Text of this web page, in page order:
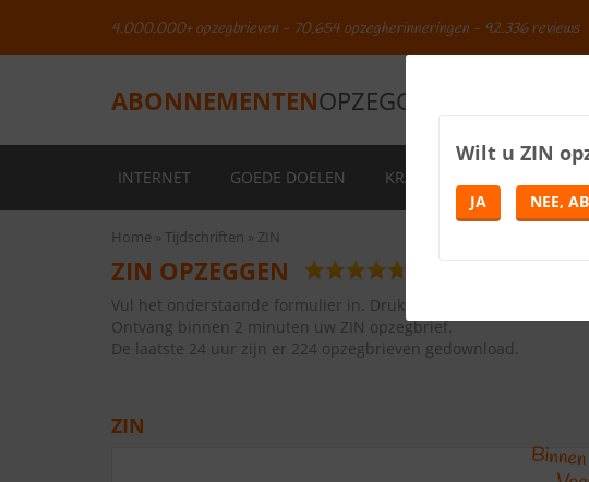
4.000.000+ opzegbrieven - 70.654 opzegherinneringen - 92.336 reviews
ABONNEMENTENOPZEGGEN.NL
INTERNET GOEDE DOELEN KRANTEN
Home Tijdschriften ZIN
ZIN OPZEGGEN
Vul het onderstaande formulier in. Druk vervolgens op de knop
Ontvang binnen 2 minuten uw ZIN opzegbrief.
De laatste 24 uur zijn er 224 opzegbrieven gedownload.
ZIN
Wilt u ZIN
JA NEE,